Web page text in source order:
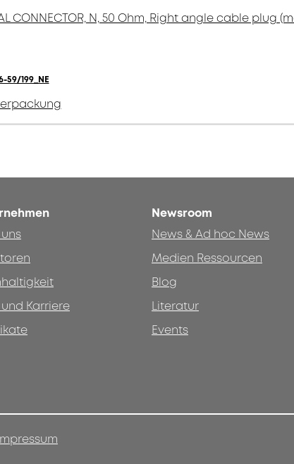
CONNECTOR, N, 50 Ohm, Right angle cable plug
59/199_NE
Karriere
Newsroom
News & Ad hoc News
Medien Ressourcen
Blog
Literatur
Events